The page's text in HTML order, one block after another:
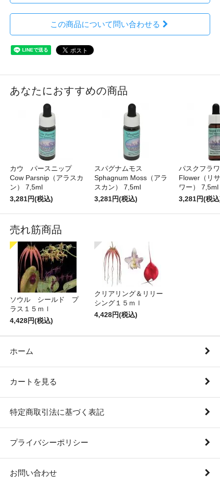
この商品について問い合わせる
あなたにおすすめの商品
カウ パースニップ
Cow Parsnip（アラスカ
ン） 7,5ml
3,281円(税込)
スパグナムモス
Sphagnum Moss（アラ
スカン） 7,5ml
3,281円(税込)
パスクフラ
Flower（リ
ワー） 7,5ml
3,281円(税
売れ筋商品
ソウル シールド プ
ラス１５ｍｌ
4,428円(税込)
クリアリング＆リリー
シング１５ｍｌ
4,428円(税込)
ホーム
カートを見る
特定商取引法に基づく表記
プライバシーポリシー
お問い合わせ